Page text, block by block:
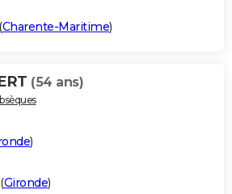
(Charente-Maritime)
(54 ans)
)
Gironde)